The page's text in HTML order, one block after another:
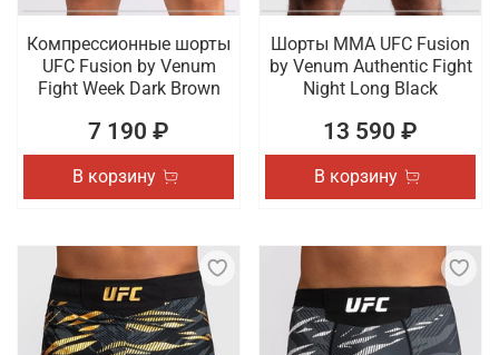
Компрессионные шорты
UFC Fusion by Venum
Fight Week Dark Brown
7 190 ₽
В корзину
Шорты ММА UFC Fusion
by Venum Authentic Fight
Night Long Black
13 590 ₽
В корзину